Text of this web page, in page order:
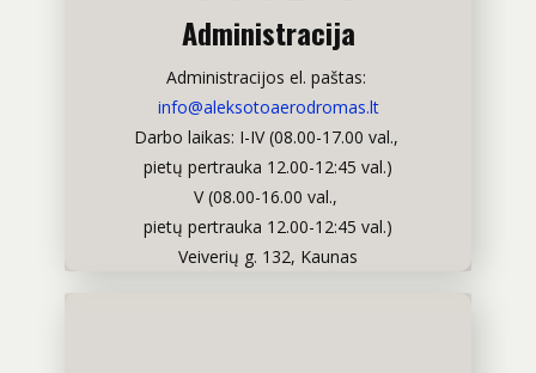
Administracija
Administracijos el. paštas:
info@aleksotoaerodromas.lt
Darbo laikas: I-IV (08.00-17.00 val.,
pietų pertrauka 12.00-12:45 val.)
V (08.00-16.00 val.,
pietų pertrauka 12.00-12:45 val.)
Veiverių g. 132, Kaunas